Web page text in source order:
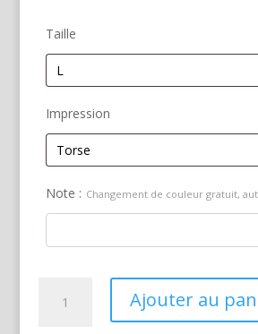
Taille
Impression
Note : Changement de couleur gratuit,
Ajouter au